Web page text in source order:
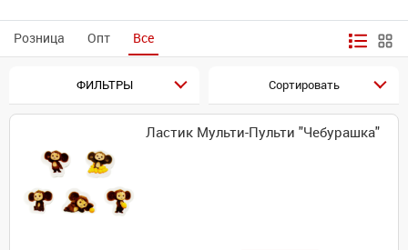
Розница Опт Все
ФИЛЬТРЫ Сортировать
Ластик Мульти-Пульти "Чебурашка"